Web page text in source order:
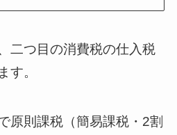
二つ目の消費税の仕入税
す。
原則課税（簡易課税・2割